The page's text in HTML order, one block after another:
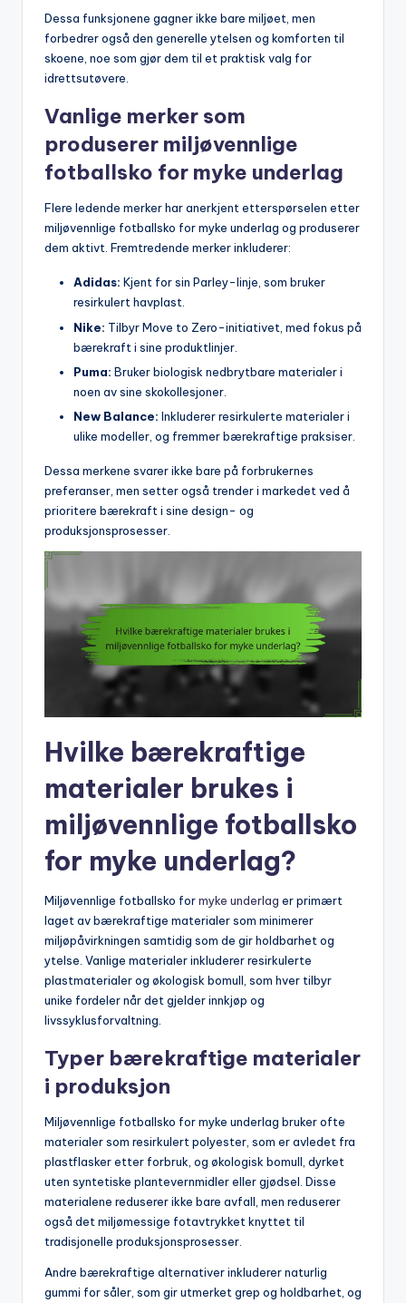
Dessa funksjonene gagner ikke bare miljøet, men
forbedrer også den generelle ytelsen og komforten til
skoene, noe som gjør dem til et praktisk valg for
idrettsutøvere.
Vanlige merker som
produserer miljøvennlige
fotballsko for myke underlag
Flere ledende merker har anerkjent etterspørselen etter
miljøvennlige fotballsko for myke underlag og produserer
dem aktivt. Fremtredende merker inkluderer:
Adidas: Kjent for sin Parley-linje, som bruker
resirkulert havplast.
Nike: Tilbyr Move to Zero-initiativet, med fokus på
bærekraft i sine produktlinjer.
Puma: Bruker biologisk nedbrytbare materialer i
noen av sine skokollesjoner.
New Balance: Inkluderer resirkulerte materialer i
ulike modeller, og fremmer bærekraftige praksiser.
Dessa merkene svarer ikke bare på forbrukernes
preferanser, men setter også trender i markedet ved å
prioritere bærekraft i sine design- og
produksjonsprosesser.
Hvilke bærekraftige
materialer brukes i
miljøvennlige fotballsko
for myke underlag?
Miljøvennlige fotballsko formyke underlag er primært
laget av bærekraftige materialer som minimerer
miljøpåvirkningen samtidig som de gir holdbarhet og
ytelse. Vanlige materialer inkluderer resirkulerte
plastmaterialer og økologisk bomull, som hver tilbyr
unike fordeler når det gjelder innkjøp og
livssyklusforvaltning.
Typer bærekraftige materialer
i produksjon
Miljøvennlige fotballsko for myke underlag bruker ofte
materialer som resirkulert polyester, som er avledet fra
plastflasker etter forbruk, og økologisk bomull, dyrket
uten syntetiske plantevernmidler eller gjødsel. Disse
materialene reduserer ikke bare avfall, men reduserer
også det miljømessige fotavtrykket knyttet til
tradisjonelle produksjonsprosesser.
Andre bærekraftige alternativer inkluderer naturlig
gummi for såler, som gir utmerket grep og holdbarhet, og